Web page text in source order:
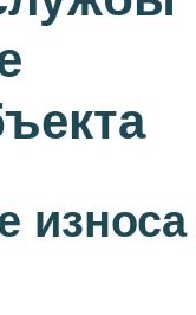
износа